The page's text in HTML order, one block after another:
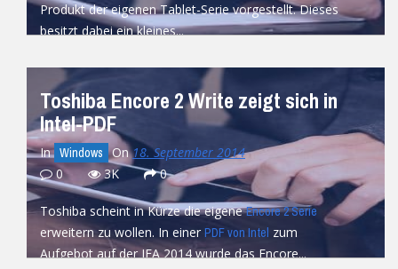
Produkt der eigenen Tablet-Serie vorgestellt. Dieses
besitzt dabei ein kleines...
Toshiba Encore 2 Write zeigt sich in
Intel-PDF
In Windows On18. September 2014
0
3K 0
Toshiba scheint in Kürze die eigeneEncore 2 Serie
erweitern zu wollen. In einer PDF von Intel zum
Aufgebot auf der IFA 2014 wurde das Encore...